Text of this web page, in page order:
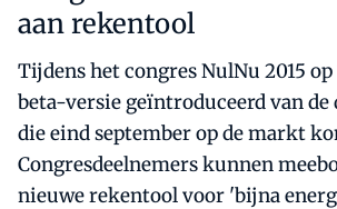
aan rekentool
Tijdens het congres NulNu 2015
beta-versie geïntroduceerd van de
die eind september op de markt
Congresdeelnemers kunnen
nieuwe rekentool voor 'bijna